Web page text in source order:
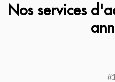
Nos services